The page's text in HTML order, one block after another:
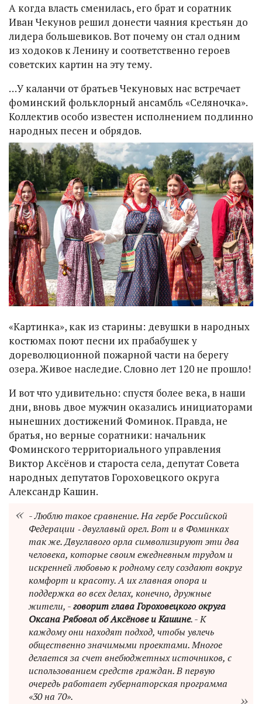
А когда власть сменилась, его брат и соратник
Иван Чекунов решил донести чаяния крестьян до
лидера большевиков. Вот почему он стал одним
из ходоков к Ленину и соответственно героев
советских картин на эту тему.
…У каланчи от братьев Чекуновых нас встречает
фоминский фольклорный ансамбль «Селяночка».
Коллектив особо известен исполнением подлинно
народных песен и обрядов.
«Картинка», как из старины: девушки в народных
костюмах поют песни их прабабушек у
дореволюционной пожарной части на берегу
озера. Живое наследие. Словно лет 120 не прошло!
И вот что удивительно: спустя более века, в наши
дни, вновь двое мужчин оказались инициаторами
нынешних достижений Фоминок. Правда, не
братья, но верные соратники: начальник
Фоминского территориального управления
Виктор Аксёнов и староста села, депутат Совета
народных депутатов Гороховецкого округа
Александр Кашин.
- Люблю такое сравнение. На гербе Российской
Федерации ‑ двуглавый орел. Вот и в Фоминках
так же. Двуглавого орла символизируют эти два
человека, которые своим ежедневным трудом и
искренней любовью к родному селу создают вокруг
комфорт и красоту. А их главная опора и
поддержка во всех делах, конечно, дружные
жители, -говорит глава Гороховецкого округа
Оксана Рябовол об Аксёнове и Кашине. - К
каждому они находят подход, чтобы увлечь
общественно значимыми проектами. Многое
делается за счет внебюджетных источников, с
использованием средств граждан. В первую
очередь работает губернаторская программа
«30 на 70».